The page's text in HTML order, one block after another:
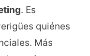
. Es
quiénes
Más